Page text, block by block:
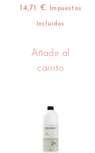
14,71 € Impuestos
Incluidos
Añadir al
carrito